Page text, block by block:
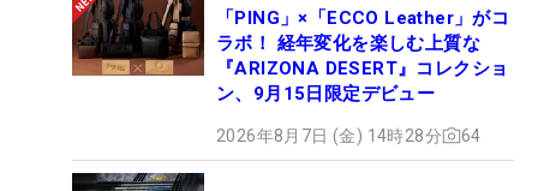
「PING」×「ECCO Leather」がコ
ラボ！ 経年変化を楽しむ上質な
『ARIZONA DESERT』コレクショ
ン、9月15日限定デビュー
2026年8月7日 (金) 14時28分 64